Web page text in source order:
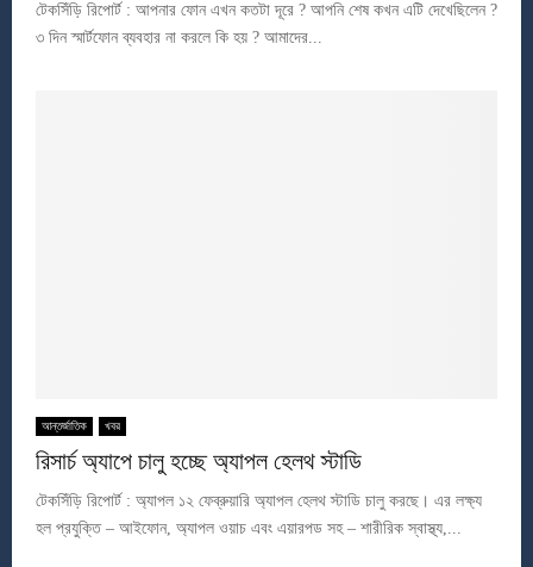
টেকসিঁড়ি রিপোর্ট : আপনার ফোন এখন কতটা দূরে ? আপনি শেষ কখন এটি দেখেছিলেন ?
৩ দিন স্মার্টফোন ব্যবহার না করলে কি হয় ? আমাদের...
আন্তর্জাতিক খবর
রিসার্চ অ্যাপে চালু হচ্ছে অ্যাপল হেলথ স্টাডি
টেকসিঁড়ি রিপোর্ট : অ্যাপল ১২ ফেব্রুয়ারি অ্যাপল হেলথ স্টাডি চালু করছে। এর লক্ষ্য
হল প্রযুক্তি – আইফোন, অ্যাপল ওয়াচ এবং এয়ারপড সহ – শারীরিক স্বাস্থ্য,...